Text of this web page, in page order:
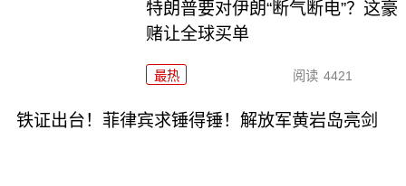
特朗普要对伊朗“断气断电”？这豪
赌让全球买单
最热 阅读 4421
铁证出台！菲律宾求锤得锤！解放军黄岩岛亮剑